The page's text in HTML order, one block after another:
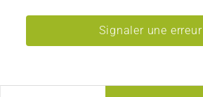
Signaler une erreur